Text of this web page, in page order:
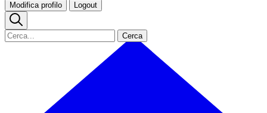
Modifica profilo Logout
Cerca